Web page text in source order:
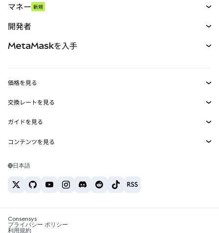
パーペチュアル
RWA
マネー 新規
開発者
MetaMask Connect
Snaps
Web3サービス
MetaMaskを入手
セキュリティ
サポート
キャリア
お問い合わせ
価格を見る
イーサリアムの価格
Solanaの価格
Tetherの価格
交換レートを見る
ETH→USD
USDT→INR
BTC→INR
ETH→USDT
ガイドを見る
ETHの購入
USDTの購入
SHIBの購入
コンテンツを見る
Solanaウォレット
税制関連ニュース
日本語
Consensys
プライバシー ポリシー
利用規約